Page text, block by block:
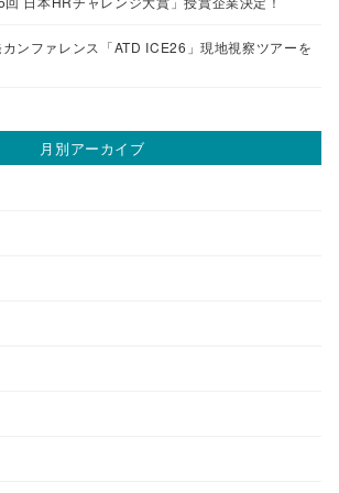
ンファレンス「ATD ICE26」現地視察ツアーを
月別アーカイブ